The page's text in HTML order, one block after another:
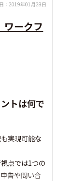
： 2019年01月28日
ワークフ
トは何で
実現可能な
点では1つの
告や問い合